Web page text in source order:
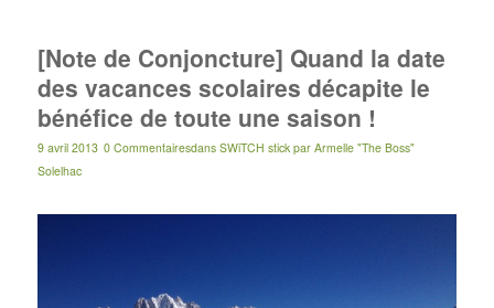
[Note de Conjoncture] Quand la date
des vacances scolaires décapite le
bénéfice de toute une saison !
9 avril 2013 0 Commentairesdans SWiTCH stick par Armelle "The Boss"
Solelhac